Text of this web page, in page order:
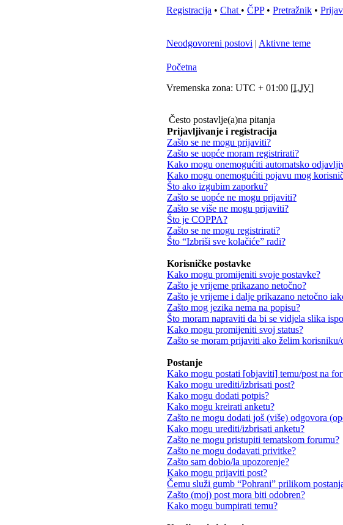
Registracija • Chat • ČPP• Pretražnik •
Neodgovoreni postovi | Aktivne teme
Početna
Vremenska zona: UTC + 01:00 [LJV]
Često postavlje(a)na pitanja
Prijavljivanje i registracija
Zašto se ne mogu prijaviti?
Zašto se uopće moram registrirati?
Kako mogu onemogućiti automatsko
Kako mogu onemogućiti pojavu mog
Što ako izgubim zaporku?
Zašto se uopće ne mogu prijaviti?
Zašto se više ne mogu prijaviti?
Što je COPPA?
Zašto se ne mogu registrirati?
Što “Izbriši sve kolačiće” radi?
Korisničke postavke
Kako mogu promijeniti svoje postavke?
Zašto je vrijeme prikazano netočno?
Zašto je vrijeme i dalje prikazano netočno
Zašto mog jezika nema na popisu?
Što moram napraviti da bi se vidjela slika
Kako mogu promijeniti svoj status?
Zašto se moram prijaviti ako želim
Postanje
Kako mogu postati [objaviti] temu/post na
Kako mogu urediti/izbrisati post?
Kako mogu dodati potpis?
Kako mogu kreirati anketu?
Zašto ne mogu dodati još (više) odgovora
Kako mogu urediti/izbrisati anketu?
Zašto ne mogu pristupiti tematskom forumu?
Zašto ne mogu dodavati privitke?
Zašto sam dobio/la upozorenje?
Kako mogu prijaviti post?
Čemu služi gumb “Pohrani” prilikom
Zašto (moj) post mora biti odobren?
Kako mogu bumpirati temu?